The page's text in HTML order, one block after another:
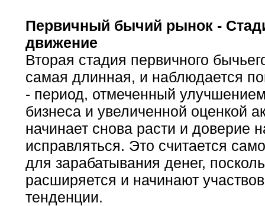
Первичный бычий рынок -
движение
Вторая стадия первичного
самая длинная, и наблюдается
- период, отмеченный
бизнеса и увеличенной оценкой
начинает снова расти и доверие
исправляться. Это считается
для зарабатывания денег,
расширяется и начинают
тенденции.